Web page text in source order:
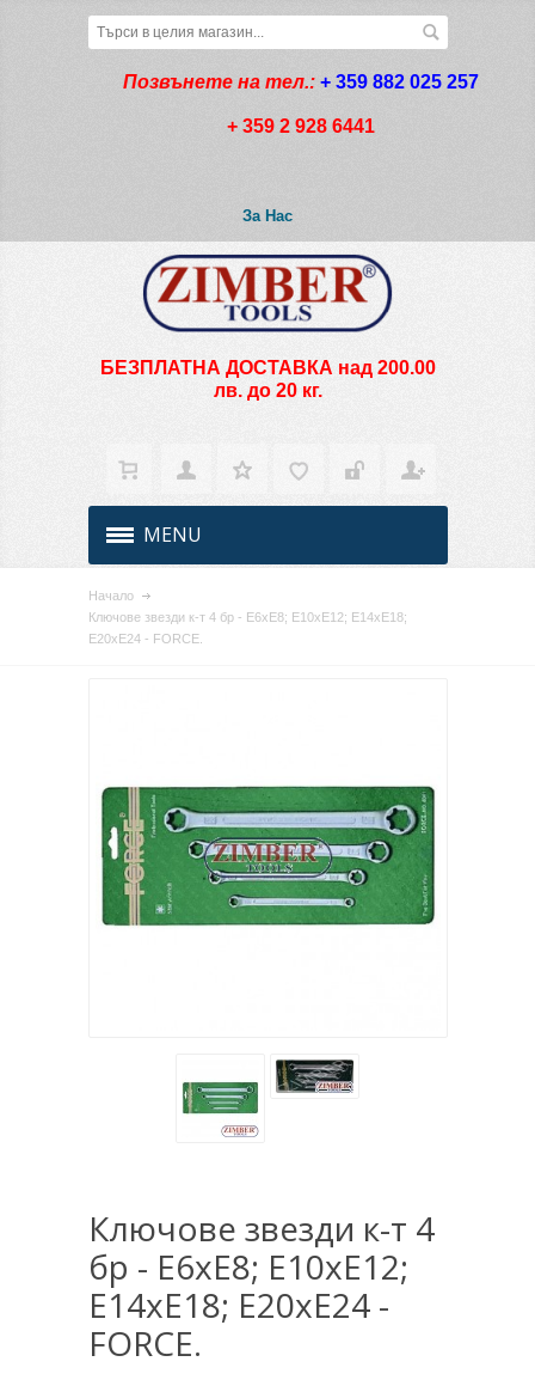
Позвънете на тел.: + 359 882 025 257
+ 359 2 928 6441
За Нас
БЕЗПЛАТНА ДОСТАВКА над 200.00
лв. до 20 кг.
MENU
Начало
Ключове звезди к-т 4 бр - E6xE8; E10xE12; E14xE18;
E20xE24 - FORCE.
Ключове звезди к-т 4
бр - E6xE8; E10xE12;
E14xE18; E20xE24 -
FORCE.